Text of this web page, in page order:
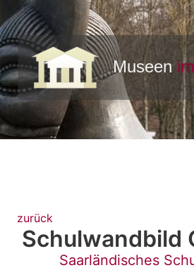
zurück
Schulwandbild
Saarländisches